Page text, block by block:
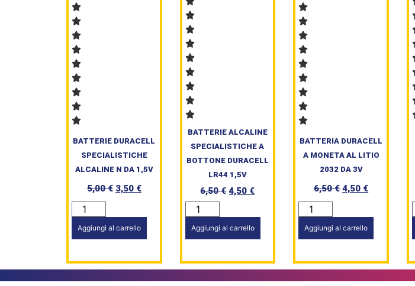
BATTERIE DURACELL
SPECIALISTICHE
ALCALINE N DA 1,5V
5,00€ 3,50 €
Aggiungi al carrello
BATTERIE ALCALINE
SPECIALISTICHE A
BOTTONE DURACELL
LR44 1,5V
6,50€ 4,50 €
Aggiungi al carrello
BATTERIA DURACELL
A MONETA AL LITIO
2032 DA 3V
6,50€ 4,50 €
Aggiungi al carrello